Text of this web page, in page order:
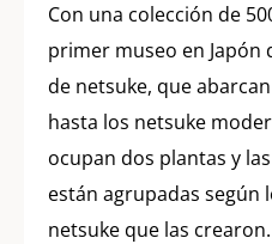
Con una colección de
primer museo en Japón
de netsuke, que
hasta los netsuke
ocupan dos plantas y
están agrupadas según
netsuke que las crearon.